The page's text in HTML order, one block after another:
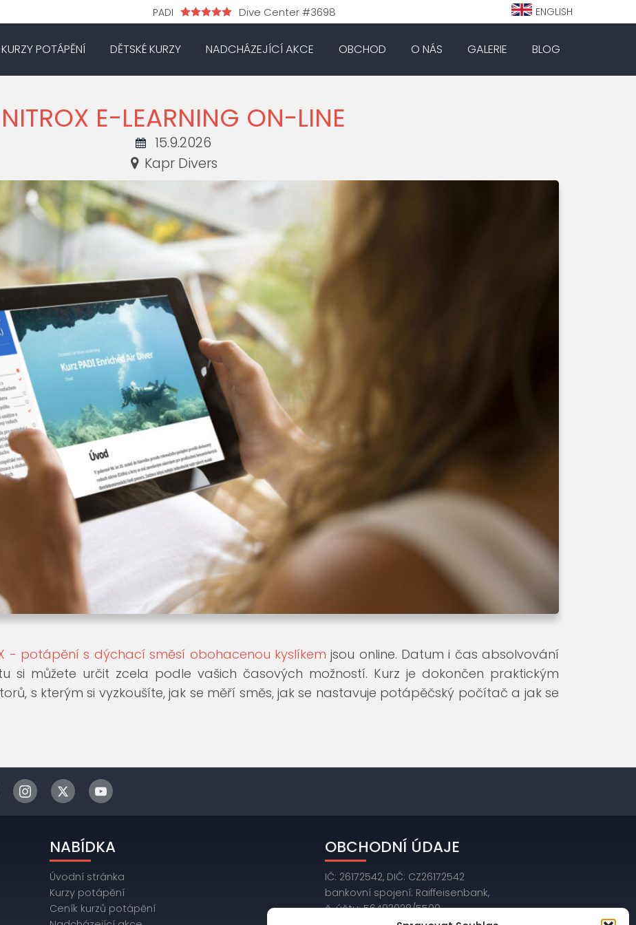
PADI Dive Center #3698 ENGLISH
KURZY POTÁPĚNÍ DĚTSKÉ KURZY NADCHÁZEJÍCÍ AKCE OBCHOD O NÁS GALERIE BLOG
NITROX E-LEARNING ON-LINE
15.9.2026
Kapr Divers
- potápění s dýchací směsí obohacenou kyslíkem jsou online. Datum i čas absolvování
si můžete určit zcela podle vašich časových možností. Kurz je dokončen praktickým
s kterým si vyzkoušíte, jak se měří směs, jak se nastavuje potápěčský počítač a jak se
NABÍDKA
Úvodní stránka
Kurzy potápění
Ceník kurzů potápění
OBCHODNÍ ÚDAJE
IČ: 26172542, DIČ: CZ26172542
bankovní spojení: Raiffeisenbank,
č. účtu: 56403028/5500